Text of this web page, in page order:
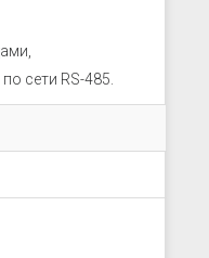
сети RS-485.